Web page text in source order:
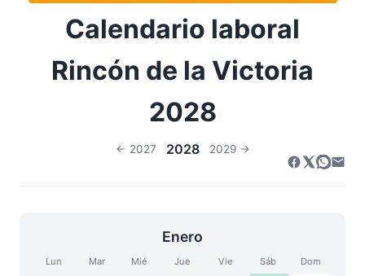
Calendario laboral
Rincón de la Victoria
2028
← 2027 2028 2029 →
Enero
Lun Mar Mié Jue Vie Sáb Dom